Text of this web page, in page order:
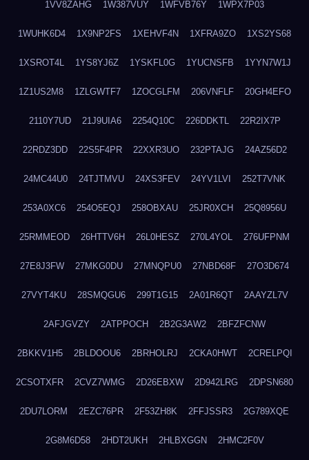
1VV8ZAHG 1W387VUY 1WFVB76Y 1WPX7P03
1WUHK6D4 1X9NP2FS 1XEHVF4N 1XFRA9ZO 1XS2YS68
1XSROT4L 1YS8YJ6Z 1YSKFL0G 1YUCNSFB 1YYN7W1J
1Z1US2M8 1ZLGWTF7 1ZOCGLFM 206VNFLF 20GH4EFO
2110Y7UD 21J9UIA6 2254Q10C 226DDKTL 22R2IX7P
22RDZ3DD 22S5F4PR 22XXR3UO 232PTAJG 24AZ56D2
24MC44U0 24TJTMVU 24XS3FEV 24YV1LVI 252T7VNK
253A0XC6 254O5EQJ 258OBXAU 25JR0XCH 25Q8956U
25RMMEOD 26HTTV6H 26L0HESZ 270L4YOL 276UFPNM
27E8J3FW 27MKG0DU 27MNQPU0 27NBD68F 27O3D674
27VYT4KU 28SMQGU6 299T1G15 2A01R6QT 2AAYZL7V
2AFJGVZY 2ATPPOCH 2B2G3AW2 2BFZFCNW
2BKKV1H5 2BLDOOU6 2BRHOLRJ 2CKA0HWT 2CRELPQI
2CSOTXFR 2CVZ7WMG 2D26EBXW 2D942LRG 2DPSN680
2DU7LORM 2EZC76PR 2F53ZH8K 2FFJSSR3 2G789XQE
2G8M6D58 2HDT2UKH 2HLBXGGN 2HMC2F0V